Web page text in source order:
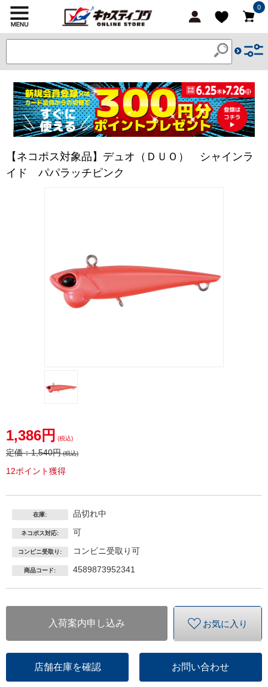
0
【ネコポス対象品】デュオ（ＤＵＯ） シャインラ
イド パパラッチピンク
1,386円 (税込)
定価：1,540円(税込)
12ポイント獲得
在庫: 品切れ中
ネコポス対応: 可
コンビニ受取り: コンビニ受取り可
商品コード: 4589873952341
入荷案内申し込み お気に入り
店舗在庫を確認 お問い合わせ